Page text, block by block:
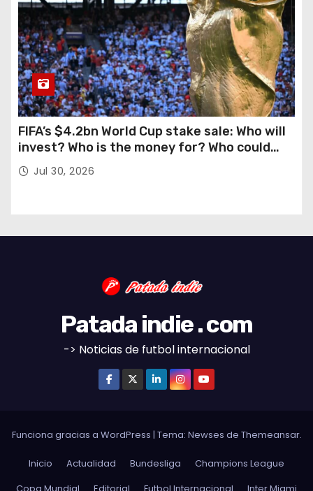
FIFA’s $4.2bn World Cup stake sale: Who will
invest? Who is the money for? Who could
stop this?
Jul 30, 2026
Patada indie . com
-> Noticias de futbol internacional
Funciona gracias a WordPress | Tema: Newses de Themeansar.
Inicio Actualidad Bundesliga
Champions League